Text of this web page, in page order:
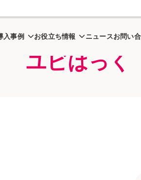
入事例 お役立ち情報 ニュースお問い
ピーターを増やす方法｜繰り返し来店してもらえる
ユビはっく